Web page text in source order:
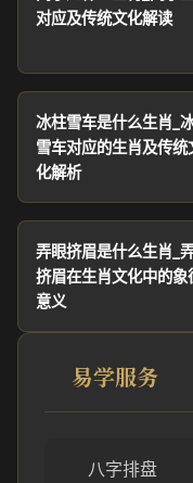
对应及传统文化解读
冰柱雪车是什么生肖_
雪车对应的生肖及传统
化解析
弄眼挤眉是什么生肖_
挤眉在生肖文化中的象
意义
易学服务
八字排盘